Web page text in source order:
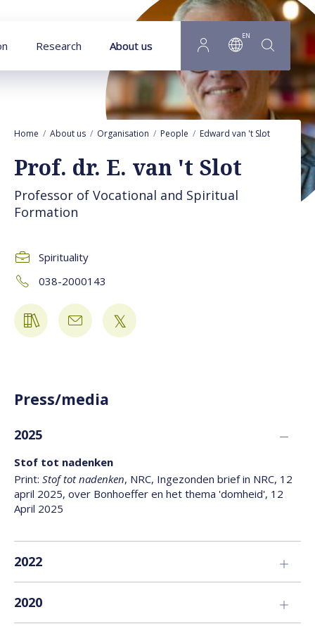
Research About us
EN
Home About us Organisation People Edward van 't Slot Press/
Prof. dr. E. van 't Slot
Professor of Vocational and Spiritual
Formation
Spirituality
038-2000143
Press/media
2025
Stof tot nadenken
Print: Stof tot nadenken, NRC, Ingezonden brief in NRC, 12
april 2025, over Bonhoeffer en het thema 'domheid', 12
April 2025
2022
hokje getrokken'
Print: Rick Moeliker,Bonhoeffer (1906-1945), Nederlands
2020